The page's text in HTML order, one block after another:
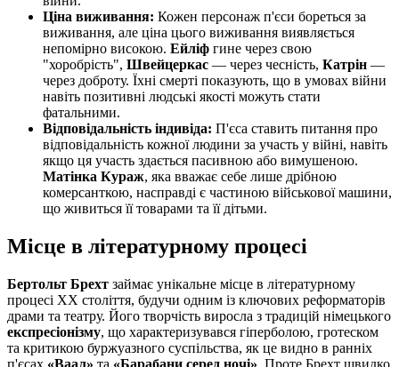
Ціна виживання: Кожен персонаж п'єси бореться за
виживання, але ціна цього виживання виявляється
непомірно високою. Ейліф гине через свою
"хоробрість", Швейцеркас — через чесність, Катрін —
через доброту. Їхні смерті показують, що в умовах війни
навіть позитивні людські якості можуть стати
фатальними.
Відповідальність індивіда: П'єса ставить питання про
відповідальність кожної людини за участь у війні, навіть
якщо ця участь здається пасивною або вимушеною.
Матінка Кураж, яка вважає себе лише дрібною
комерсанткою, насправді є частиною військової машини,
що живиться її товарами та її дітьми.
Місце в літературному процесі
Бертольт Брехт займає унікальне місце в літературному
процесі XX століття, будучи одним із ключових реформаторів
драми та театру. Його творчість виросла з традицій німецького
експресіонізму, що характеризувався гіперболою, гротеском
та критикою буржуазного суспільства, як це видно в ранніх